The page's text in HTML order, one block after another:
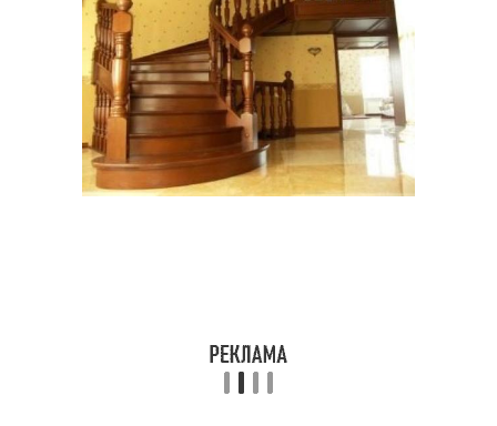
Лестницы на второй